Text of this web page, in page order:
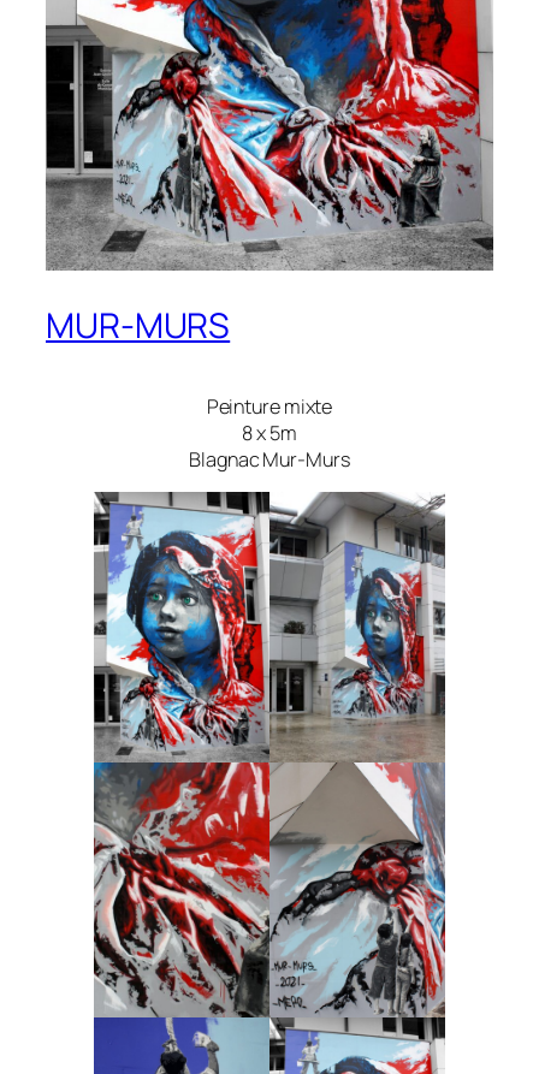
MUR-MURS
Peinture mixte
8 x 5m
Blagnac Mur-Murs